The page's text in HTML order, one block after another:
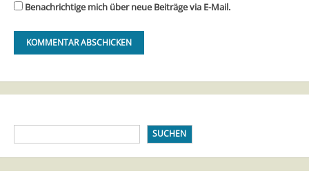
Benachrichtige mich über neue Beiträge via E-Mail.
SUCHEN